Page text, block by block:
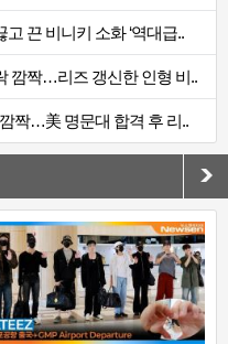
끈 비니키 소화 ‘역대급..
깜짝…리즈 갱신한 인형 비..
짝…美 명문대 합격 후 리..